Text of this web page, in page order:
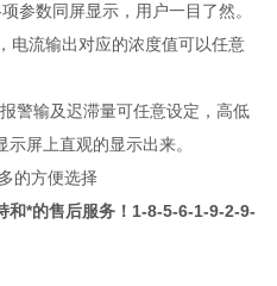
参数同屏显示，用户一目了然。
电流输出对应的浓度值可以任意
警输及迟滞量可任意设定，高低
屏上直观的显示出来。
的方便选择
和*的售后服务！1-8-5-6-1-9-2-9-